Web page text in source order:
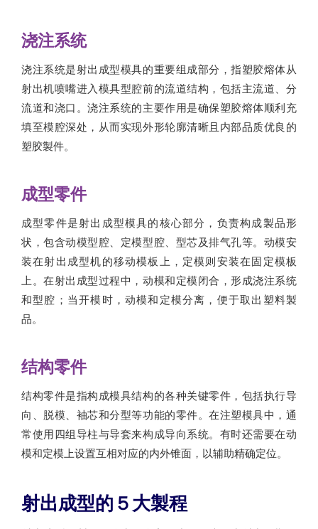
浇注系统
浇注系统是射出成型模具的重要组成部分，指塑胶熔体从
射出机喷嘴进入模具型腔前的流道结构，包括主流道、分
流道和浇口。浇注系统的主要作用是确保塑胶熔体顺利充
填至模腔深处，从而实现外形轮廓清晰且内部品质优良的
塑胶製件。
成型零件
成型零件是射出成型模具的核心部分，负责构成製品形
状，包含动模型腔、定模型腔、型芯及排气孔等。动模安
装在射出成型机的移动模板上，定模则安装在固定模板
上。在射出成型过程中，动模和定模闭合，形成浇注系统
和型腔；当开模时，动模和定模分离，便于取出塑料製
品。
结构零件
结构零件是指构成模具结构的各种关键零件，包括执行导
向、脱模、袖芯和分型等功能的零件。在注塑模具中，通
常使用四组导柱与导套来构成导向系统。有时还需要在动
模和定模上设置互相对应的内外锥面，以辅助精确定位。
射出成型的５大製程